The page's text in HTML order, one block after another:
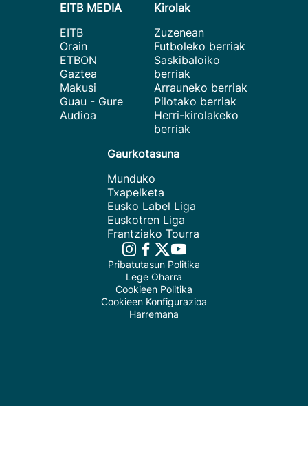
EITB MEDIA
EITB
Orain
ETBON
Gaztea
Makusi
Guau - Gure
Audioa
Kirolak
Zuzenean
Futboleko berriak
Saskibaloiko
berriak
Arrauneko berriak
Pilotako berriak
Herri-kirolakeko
berriak
Gaurkotasuna
Munduko
Txapelketa
Eusko Label Liga
Euskotren Liga
Frantziako Tourra
Pribatutasun Politika
Lege Oharra
Cookieen Politika
Cookieen Konfigurazioa
Harremana